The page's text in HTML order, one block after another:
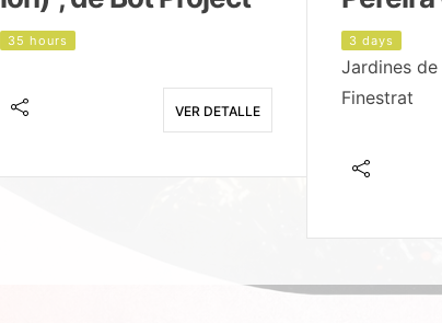
35 hours
VER DETALLE
3 days
Jardines
Finestrat